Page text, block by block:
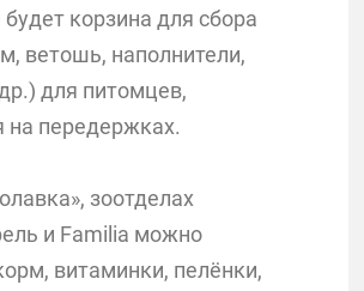
корзина для сбора
ветошь, наполнители,
для питомцев,
на передержках.
зоотделах
и Familia можно
витаминки, пелёнки,